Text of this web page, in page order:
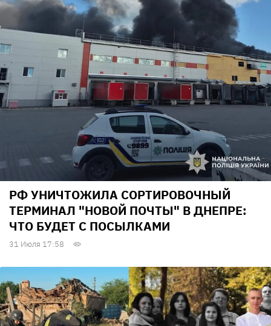
РФ УНИЧТОЖИЛА СОРТИРОВОЧНЫЙ
ТЕРМИНАЛ "НОВОЙ ПОЧТЫ" В ДНЕПРЕ:
ЧТО БУДЕТ С ПОСЫЛКАМИ
31 Июля 17:58